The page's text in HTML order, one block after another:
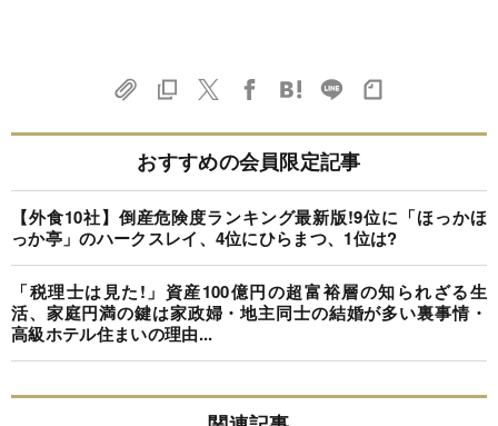
おすすめの会員限定記事
【外食10社】倒産危険度ランキング最新版!9位に「ほっかほ
っか亭」のハークスレイ、4位にひらまつ、1位は?
「税理士は見た!」資産100億円の超富裕層の知られざる生
活、家庭円満の鍵は家政婦・地主同士の結婚が多い裏事情・
高級ホテル住まいの理由...